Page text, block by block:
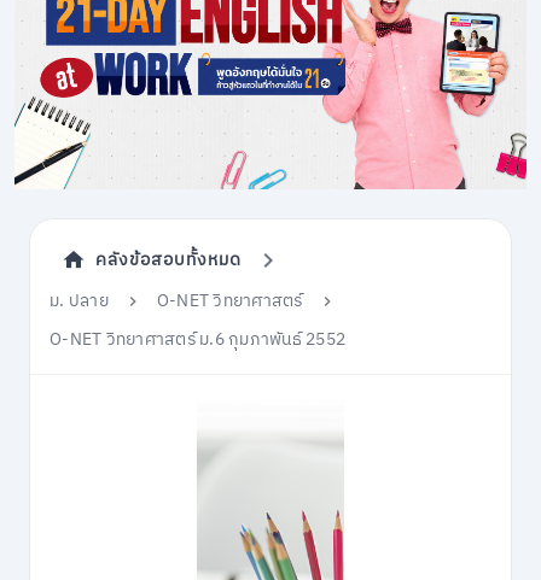
คลังข้อสอบทั้งหมด
ม. ปลาย
O-NET วิทยาศาสตร์
O-NET วิทยาศาสตร์ ม.6 กุมภาพันธ์ 2552